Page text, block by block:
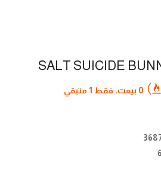
SALT SUICIDE